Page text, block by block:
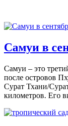
Самуи в
Самуи – это
после островов
Сурат Тхани/
километров. Его